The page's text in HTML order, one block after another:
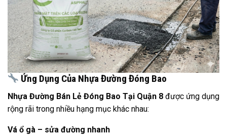
Ứng Dụng Của Nhựa Đường Đóng Bao
Nhựa Đường Bán Lẻ Đóng Bao Tại Quận 8 được ứng dụng
rộng rãi trong nhiều hạng mục khác nhau:
Vá ổ gà – sửa đường nhanh